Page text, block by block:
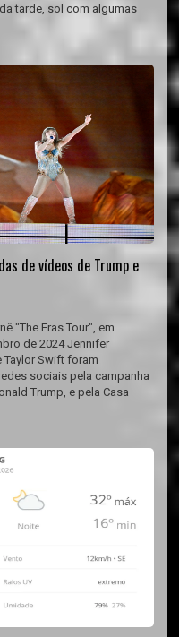
tarde, sol com algumas
de vídeos de Trump e
"The Eras Tour", em
de 2024 Jennifer
Taylor Swift foram
sociais pela campanha
Trump, e pela Casa